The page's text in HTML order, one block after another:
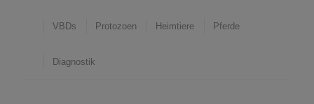
VBDs Protozoen Heimtiere Pferde
Diagnostik